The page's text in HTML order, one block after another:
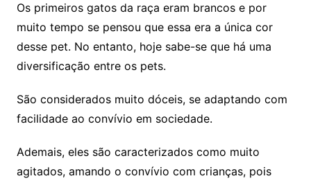
Os primeiros gatos da raça eram brancos e por
muito tempo se pensou que essa era a única cor
desse pet. No entanto, hoje sabe-se que há uma
diversificação entre os pets.
São considerados muito dóceis, se adaptando com
facilidade ao convívio em sociedade.
Ademais, eles são caracterizados como muito
agitados, amando o convívio com crianças, pois